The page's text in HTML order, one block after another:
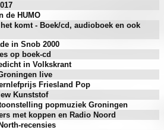
de HUMO
komt - Boek/cd, audioboek en ook
in Snob 2000
op boek-cd
in Volkskrant
live
Friesland Pop
Kunststof
popmuziek Groningen
met koppen en Radio Noord
recensies